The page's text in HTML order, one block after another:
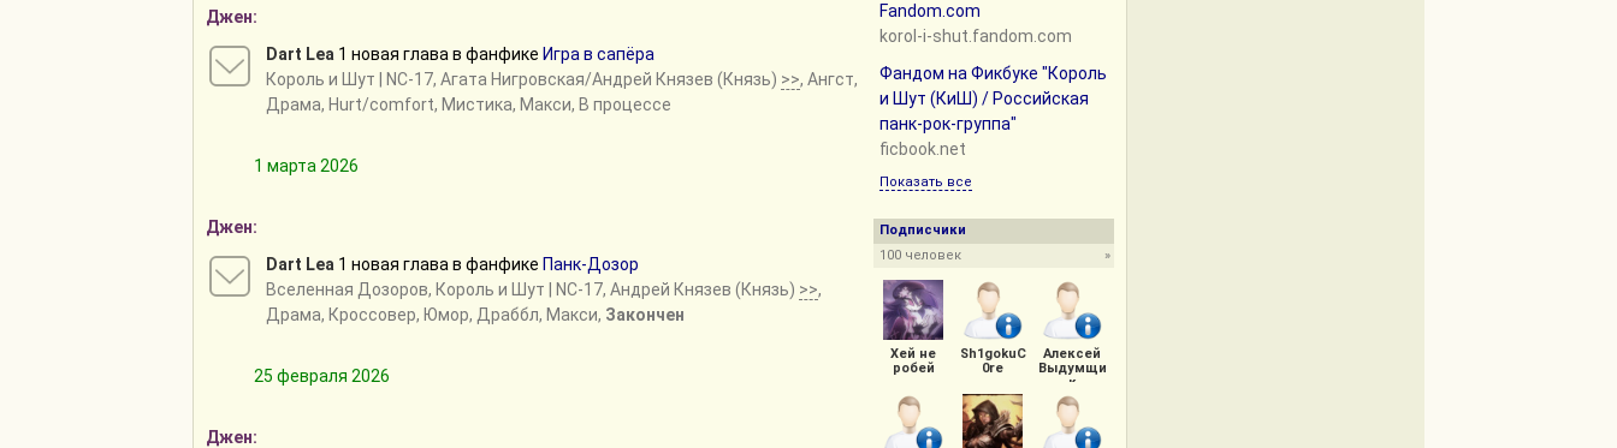
Джен:
Dart Lea 1 новая глава в фанфике Игра в сапёра
Король и Шут | NC-17, Агата Нигровская/Андрей Князев (Князь) >>, Ангст,
Драма, Hurt/comfort, Мистика, Макси, В процессе
1 марта 2026
Джен:
Dart Lea 1 новая глава в фанфике Панк-Дозор
Вселенная Дозоров, Король и Шут | NC-17, Андрей Князев (Князь) >>,
Драма, Кроссовер, Юмор, Драббл, Макси, Закончен
25 февраля 2026
Джен:
Fandom.com
korol-i-shut.fandom.com
Фандом на Фикбуке "Король
и Шут (КиШ) / Российская
панк-рок-группа"
ficbook.net
Показать все
Подписчики
100 человек
»
Хей не
робей
Sh1gokuC
0re
Алексей
Выдумщи
к